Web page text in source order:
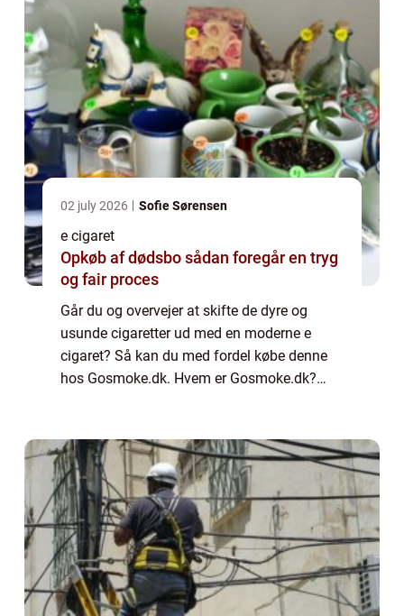
02 july 2026 Sofie Sørensen
e cigaret
Opkøb af dødsbo sådan foregår en tryg
og fair proces
Går du og overvejer at skifte de dyre og
usunde cigaretter ud med en moderne e
cigaret? Så kan du med fordel købe denne
hos Gosmoke.dk. Hvem er Gosmoke.dk?
også kal...